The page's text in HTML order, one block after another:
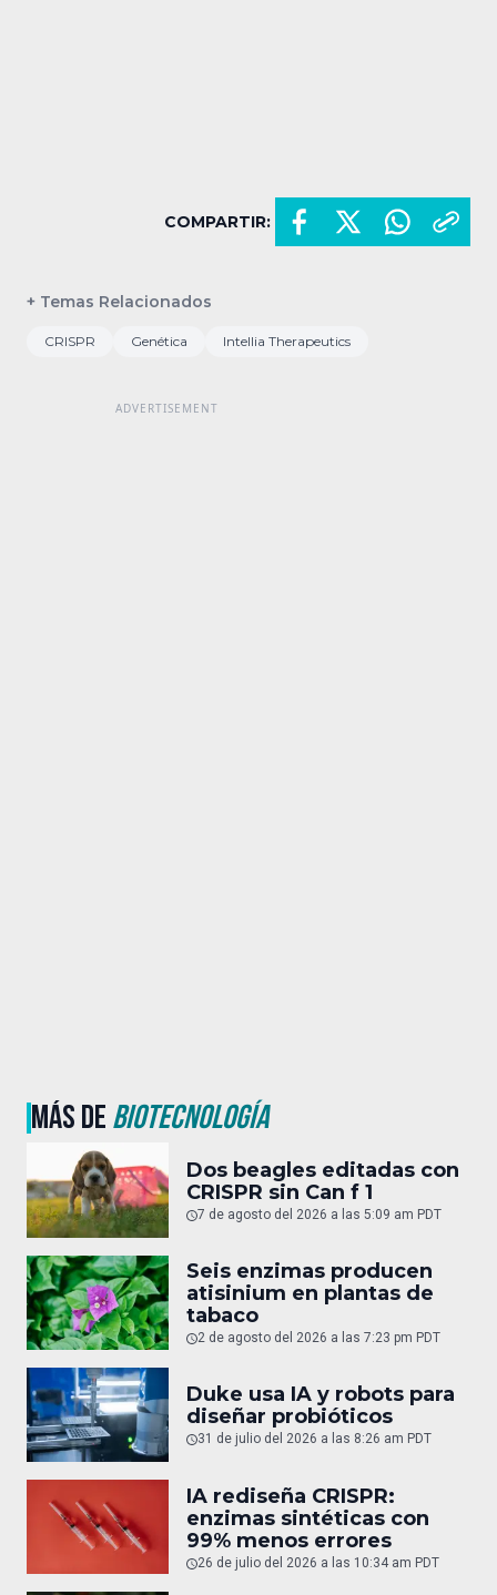
COMPARTIR:
+ Temas Relacionados
CRISPR Genética Intellia Therapeutics
MÁS DEBIOTECNOLOGÍA
Dos beagles editadas con
CRISPR sin Can f 1
7 de agosto del 2026 a las 5:09 am PDT
Seis enzimas producen
atisinium en plantas de
tabaco
2 de agosto del 2026 a las 7:23 pm PDT
Duke usa IA y robots para
diseñar probióticos
31 de julio del 2026 a las 8:26 am PDT
IA rediseña CRISPR:
enzimas sintéticas con
99% menos errores
26 de julio del 2026 a las 10:34 am PDT